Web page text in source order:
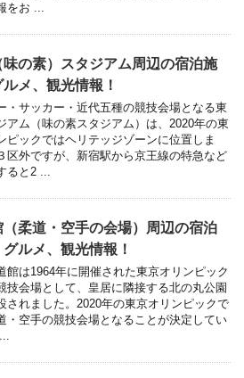
をお ...
味の素）スタジアム周辺の宿泊施
メ、観光情報！
・サッカー・近代五種の競技会場となる東
アム（味の素スタジアム）は、2020年の東
ピックではヘリテッジゾーンに位置しま
区外ですが、新宿駅から京王線の特急など
ると2 ...
（柔道・空手の会場）周辺の宿泊
ルメ、観光情報！
館は1964年に開催された東京オリンピック
技会場として、皇居に隣接する北の丸公園
されました。2020年の東京オリンピックで
・空手の競技会場となることが決定してい